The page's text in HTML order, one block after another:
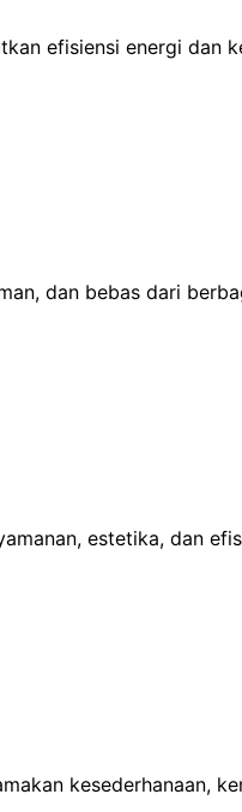
efisiensi energi dan
dan bebas dari
estetika, dan
kesederhanaan,